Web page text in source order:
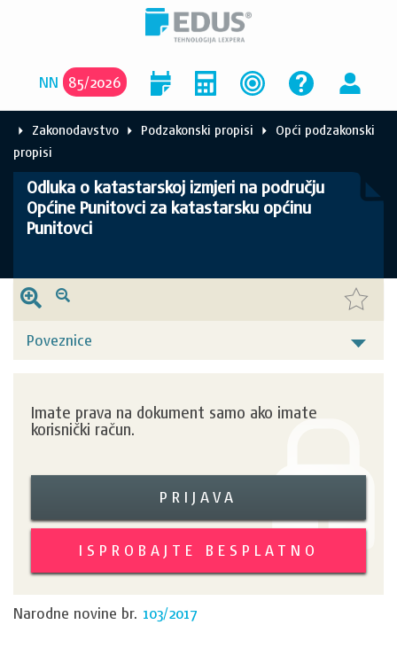
NN 85/2026
Zakonodavstvo Podzakonski propisi
Opći podzakonski
propisi
Odluka o katastarskoj izmjeri na području
Općine Punitovci za katastarsku općinu
Punitovci
Poveznice
Imate prava na dokument samo ako imate
korisnički račun.
PRIJAVA
ISPROBAJTE BESPLATNO
Narodne novine br. 103/2017